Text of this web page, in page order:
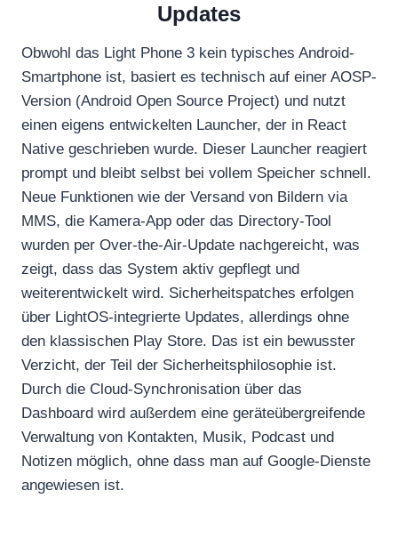
Updates
Obwohl das Light Phone 3 kein typisches Android-
Smartphone ist, basiert es technisch auf einer AOSP-
Version (Android Open Source Project) und nutzt
einen eigens entwickelten Launcher, der in React
Native geschrieben wurde. Dieser Launcher reagiert
prompt und bleibt selbst bei vollem Speicher schnell.
Neue Funktionen wie der Versand von Bildern via
MMS, die Kamera-App oder das Directory-Tool
wurden per Over-the-Air-Update nachgereicht, was
zeigt, dass das System aktiv gepflegt und
weiterentwickelt wird. Sicherheitspatches erfolgen
über LightOS-integrierte Updates, allerdings ohne
den klassischen Play Store. Das ist ein bewusster
Verzicht, der Teil der Sicherheitsphilosophie ist.
Durch die Cloud-Synchronisation über das
Dashboard wird außerdem eine geräteübergreifende
Verwaltung von Kontakten, Musik, Podcast und
Notizen möglich, ohne dass man auf Google-Dienste
angewiesen ist.